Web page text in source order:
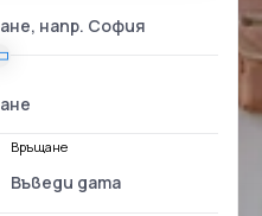
Връщане